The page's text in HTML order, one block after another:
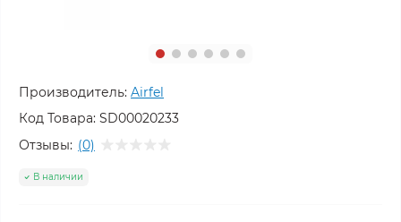
Производитель: Airfel
Код Товара: SD00020233
Отзывы: (0)
В наличии